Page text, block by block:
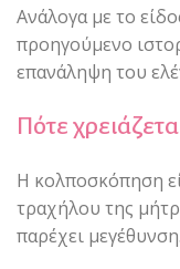
Ανάλογα με το
προηγούμενο
επανάληψη του
Πότε
Η κολποσκόπηση
τραχήλου της
παρέχει μεγέθυνση.